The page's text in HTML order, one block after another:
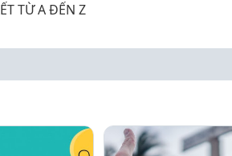
TỪ A ĐẾN Z